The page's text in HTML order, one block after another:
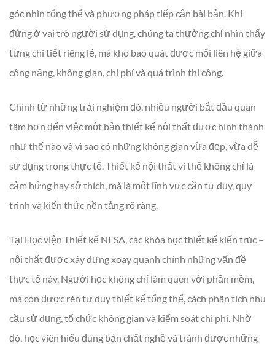
góc nhìn tổng thể và phương pháp tiếp cận bài bản. Khi
đứng ở vai trò người sử dụng, chúng ta thường chỉ nhìn thấy
từng chi tiết riêng lẻ, mà khó bao quát được mối liên hệ giữa
công năng, không gian, chi phí và quá trình thi công.
Chính từ những trải nghiệm đó, nhiều người bắt đầu quan
tâm hơn đến việc một bản thiết kế nội thất được hình thành
như thế nào và vì sao có những không gian vừa đẹp, vừa dễ
sử dụng trong thực tế. Thiết kế nội thất vì thế không chỉ là
cảm hứng hay sở thích, mà là một lĩnh vực cần tư duy, quy
trình và kiến thức nền tảng rõ ràng.
Tại Học viện Thiết kế NESA, các khóa học thiết kế kiến trúc –
nội thất được xây dựng xoay quanh chính những vấn đề
thực tế này. Người học không chỉ làm quen với phần mềm,
mà còn được rèn tư duy thiết kế tổng thể, cách phân tích nhu
cầu sử dụng, tổ chức không gian và kiểm soát chi phí. Nhờ
đó, học viên hiểu đúng bản chất nghề và tránh được những